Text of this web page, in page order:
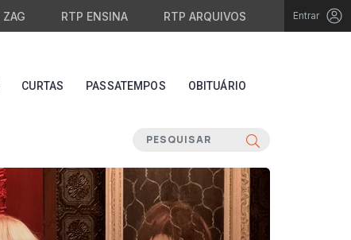
RTP ENSINA RTP ARQUIVOS Entrar
CURTAS PASSATEMPOS OBITUÁRIO